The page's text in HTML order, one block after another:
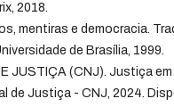
2018.
mentiras e democracia.
de Brasília, 1999.
JUSTIÇA (CNJ). Justiça
de Justiça - CNJ, 2024.